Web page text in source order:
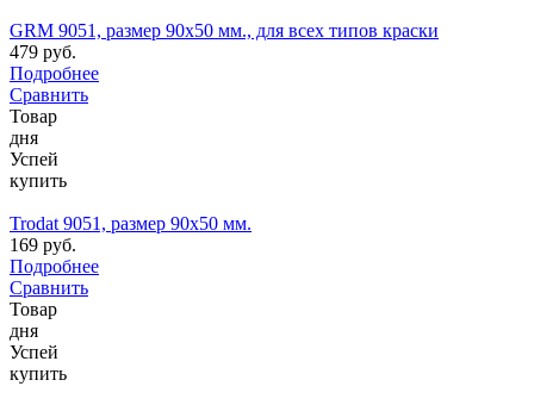
GRM 9051, размер 90х50 мм., для всех типов краски
479 руб.
Подробнее
Сравнить
Товар
дня
Успей
купить
Trodat 9051, размер 90х50 мм.
169 руб.
Подробнее
Сравнить
Товар
дня
Успей
купить